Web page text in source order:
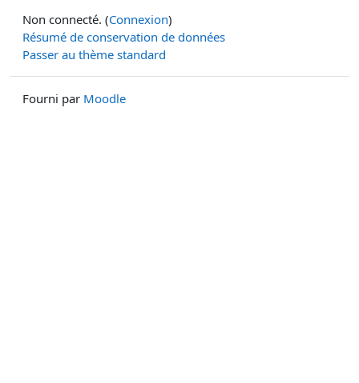
Non connecté. (Connexion)
Résumé de conservation de données
Passer au thème standard
Fourni par Moodle